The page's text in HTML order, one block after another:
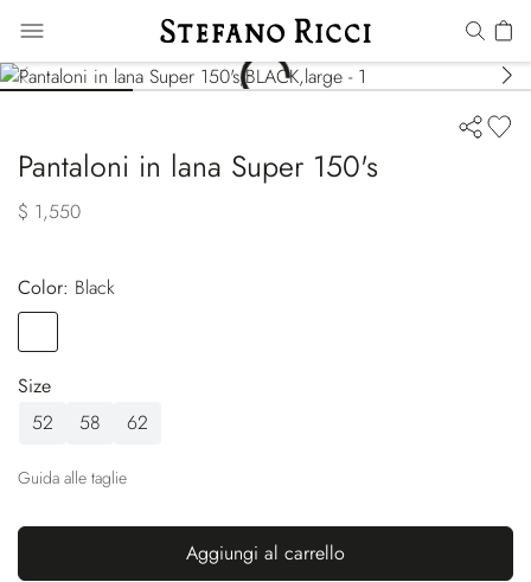
Pantaloni in lana Super 150's
$ 1,550
Color:
black
Size
52
58 62
Guida alle taglie
Aggiungi al carrello